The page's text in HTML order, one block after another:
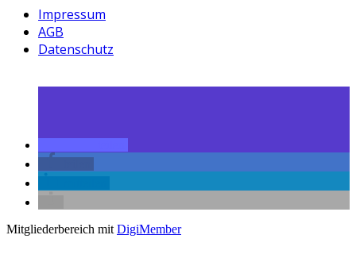
Impressum
AGB
Datenschutz
Mitgliederbereich mit DigiMember